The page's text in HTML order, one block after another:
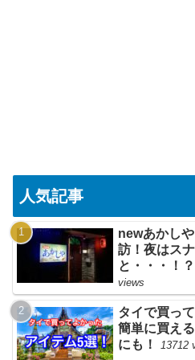
人気記事
newあかし
訪！夜はス
と・・・！
views
タイで買っ
簡単に買え
にも！
13712